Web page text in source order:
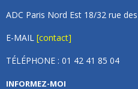
ADC Paris Nord Est 18/32 rue
E-MAIL [contact]
TÉLÉPHONE : 01 42 41 85 04
INFORMEZ-MOI